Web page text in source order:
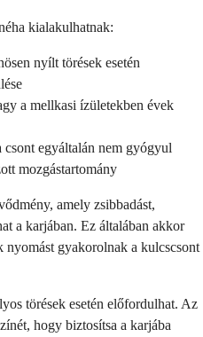
kialakulhatnak:
nyílt törések esetén
a mellkasi ízületekben évek
egyáltalán nem gyógyul
mozgástartomány
amely zsibbadást,
a karjában. Ez általában akkor
gyakorolnak a kulcscsont
törések esetén előfordulhat. Az
hogy biztosítsa a karjába